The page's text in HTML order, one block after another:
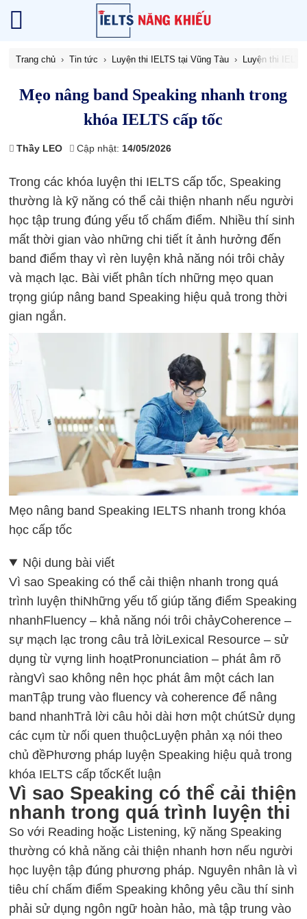
Trang chủ Tin tức Luyện thi IELTS tại Vũng Tàu Luyện thi
Mẹo nâng band Speaking nhanh trong
khóa IELTS cấp tốc
Thầy LEO Cập nhật: 14/05/2026
Trong các khóa luyện thi IELTS cấp tốc, Speaking
thường là kỹ năng có thể cải thiện nhanh nếu người
học tập trung đúng yếu tố chấm điểm. Nhiều thí sinh
mất thời gian vào những chi tiết ít ảnh hưởng đến
band điểm thay vì rèn luyện khả năng nói trôi chảy
và mạch lạc. Bài viết phân tích những mẹo quan
trọng giúp nâng band Speaking hiệu quả trong thời
gian ngắn.
Mẹo nâng band Speaking IELTS nhanh trong khóa
học cấp tốc
Nội dung bài viết
Vì sao Speaking có thể cải thiện nhanh trong quá
trình luyện thiNhững yếu tố giúp tăng điểm Speaking
nhanhFluency – khả năng nói trôi chảyCoherence –
sự mạch lạc trong câu trả lờiLexical Resource – sử
dụng từ vựng linh hoạtPronunciation – phát âm rõ
ràngVì sao không nên học phát âm một cách lan
manTập trung vào fluency và coherence để nâng
band nhanhTrả lời câu hỏi dài hơn một chútSử dụng
các cụm từ nối quen thuộcLuyện phản xạ nói theo
chủ đềPhương pháp luyện Speaking hiệu quả trong
khóa IELTS cấp tốcKết luận
Vì sao Speaking có thể cải thiện
nhanh trong quá trình luyện thi
So với Reading hoặc Listening, kỹ năng Speaking
thường có khả năng cải thiện nhanh hơn nếu người
học luyện tập đúng phương pháp. Nguyên nhân là vì
tiêu chí chấm điểm Speaking không yêu cầu thí sinh
phải sử dụng ngôn ngữ hoàn hảo, mà tập trung vào